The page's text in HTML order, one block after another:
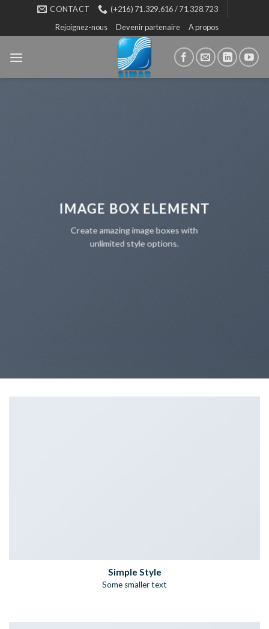
content
CONTACT
(+216) 71.329.616 / 71.328.723
Rejoignez-nous
Devenir partenaire A propos
IMAGE BOX ELEMENT
Create amazing image boxes with
unlimited style options.
Simple Style
Some smaller text